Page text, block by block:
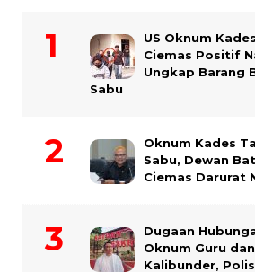
US Oknum
Ciemas Positif
Ungkap Barang
Sabu
Oknum Kades
Sabu, Dewan
Ciemas Darurat
Dugaan
Oknum Guru
Kalibunder,